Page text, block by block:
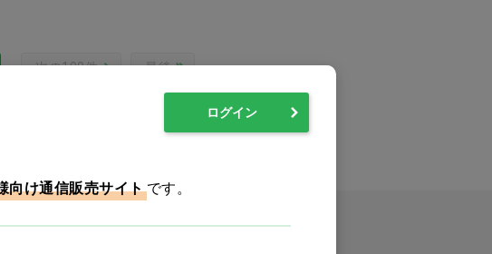
次の100件 最後
ログイン
向け通信販売サイトです。